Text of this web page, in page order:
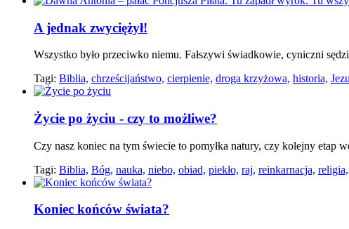
A jednak zwyciężył!
Wszystko było przeciwko niemu. Fałszywi świadkowie, cyniczni
Tagi: Biblia, chrześcijaństwo, cierpienie, droga krzyżowa, historia,
Życie po życiu - czy to możliwe?
Czy nasz koniec na tym świecie to pomyłka natury, czy kolejny etap
Tagi: Biblia, Bóg, nauka, niebo, obiad, piekło, raj, reinkarnacja, religia,
Koniec końców świata?